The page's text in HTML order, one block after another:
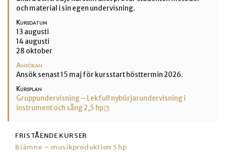
och material i sin egen undervisning.
Kursdatum
13 augusti
14 augusti
28 oktober
Ansökan
Ansök senast 15 maj för kursstart hösttermin 2026.
Kursplan
Gruppundervisning – Lekfull nybörjarundervisning i
instrument och sång 2,5 hp
FRISTÅENDE KURSER
Biämne – musikproduktion 5 hp